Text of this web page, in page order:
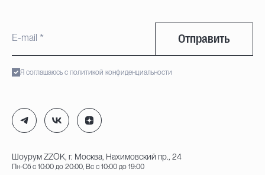
Отправить
Я соглашаюсь с политикой конфиденциальности
Шоурум ZZOK, г. Москва, Нахимовский пр., 24
Пн-Сб с 10:00 до 20:00, Вс с 10:00 до 19:00